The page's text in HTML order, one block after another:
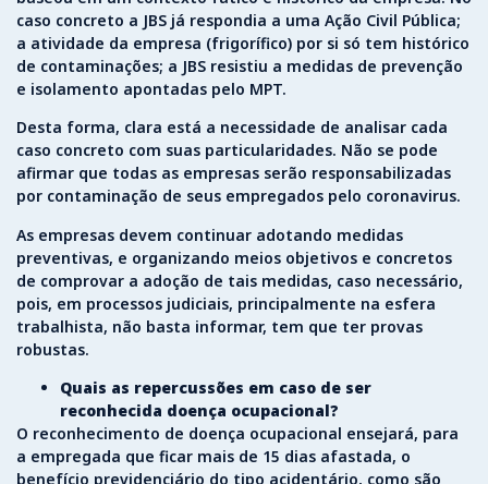
caso concreto a JBS já respondia a uma Ação Civil Pública;
a atividade da empresa (frigorífico) por si só tem histórico
de contaminações; a JBS resistiu a medidas de prevenção
e isolamento apontadas pelo MPT.
Desta forma, clara está a necessidade de analisar cada
caso concreto com suas particularidades. Não se pode
afirmar que todas as empresas serão responsabilizadas
por contaminação de seus empregados pelo coronavirus.
As empresas devem continuar adotando medidas
preventivas, e organizando meios objetivos e concretos
de comprovar a adoção de tais medidas, caso necessário,
pois, em processos judiciais, principalmente na esfera
trabalhista, não basta informar, tem que ter provas
robustas.
Quais as repercussões em caso de ser
reconhecida doença ocupacional?
O reconhecimento de doença ocupacional ensejará, para
a empregada que ficar mais de 15 dias afastada, o
benefício previdenciário do tipo acidentário, como são